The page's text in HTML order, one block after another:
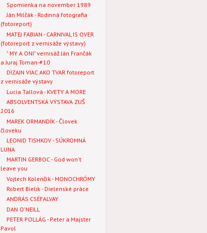
Spomienka na november 1989
Ján Milčák - Rodinná fotografia
(fotoreport)
MATEJ FABIAN - CARNIVAL IS OVER
(fotoreport z vernisáže výstavy)
" MY A ONI" vernisáž Ján Frančák
a Juraj Toman-#10
DIZAJN VIAC AKO TVAR fotoreport
z vernisáže výstavy
Lucia Tallová - KVETY A MORE
ABSOLVENTSKÁ VÝSTAVA ZUŠ
2016
MAREK ORMANDÍK - Človek
človeku
LEONID TISHKOV - SÚKROMNÁ
LUNA
MARTIN GERBOC - God won't
leave you
Vojtech Kolenčík - MONOCHRÓMY
Robert Bielik - Dielenské práce
ANDRÁS CSÉFALVAY
DAN O'NEILL
PETER POLLÁG - Peter a Majster
Pavol